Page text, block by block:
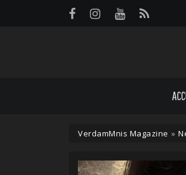
VerdamMnis Magazine »
Panneau de gestion des cookies